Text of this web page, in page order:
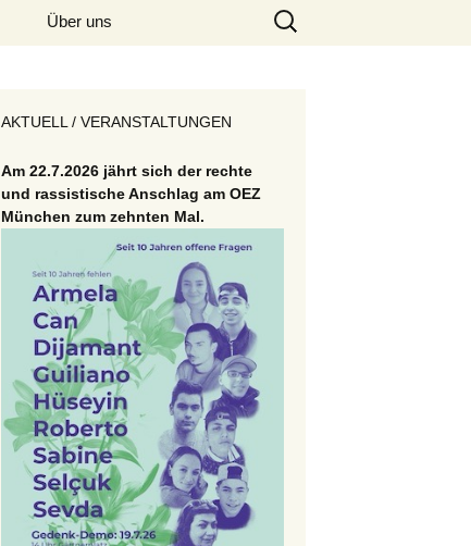
Über uns
Suchen
nach:
AKTUELL / VERANSTALTUNGEN
Am 22.7.2026 jährt sich der rechte
und rassistische Anschlag am OEZ
München zum zehnten Mal.